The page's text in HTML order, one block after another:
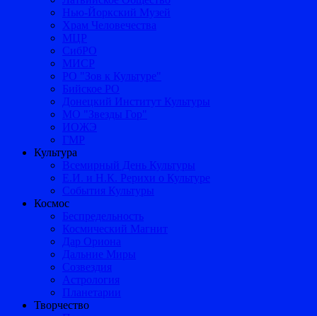
Нью-Йоркский Музей
Храм Человечества
МЦР
СибРО
МИСР
РО "Зов к Культуре"
Бийское РО
Донецкий Институт Культуры
МО "Звезды Гор"
ИОЖЭ
ГМР
Культура
Всемирный День Культуры
Е.И. и Н.К. Рерихи о Культуре
События Культуры
Космос
Беспредельность
Космический Магнит
Дар Ориона
Дальние Миры
Созвездия
Астрология
Планетарии
Творчество